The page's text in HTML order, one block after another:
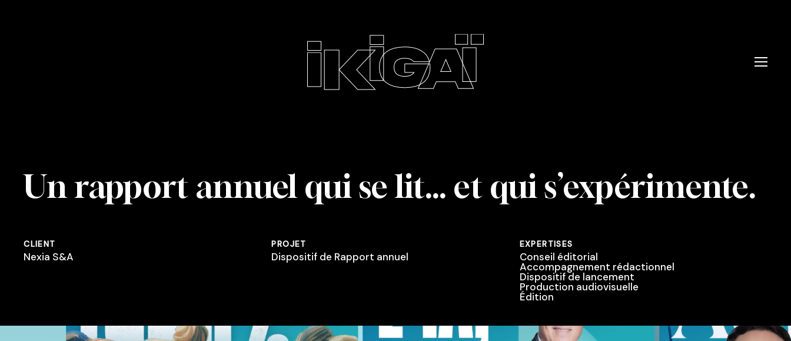
Menu
Un rapport annuel qui se lit… et qui s’expérimente.
CLIENT
Nexia S&A
PROJET
Dispositif de Rapport annuel
EXPERTISES
Conseil éditorial
Accompagnement rédactionnel
Dispositif de lancement
Production audiovisuelle
Édition